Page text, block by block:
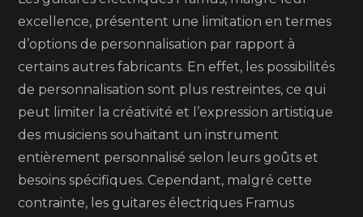
excellence, présentent une limitation en termes
d’options de personnalisation par rapport à
certains autres fabricants. En effet, les possibilités
de personnalisation sont plus restreintes, ce qui
peut limiter la créativité et l’expression artistique
des musiciens souhaitant un instrument
entièrement personnalisé selon leurs goûts et
besoins spécifiques. Cependant, malgré cette
contrainte, les guitares électriques Framus